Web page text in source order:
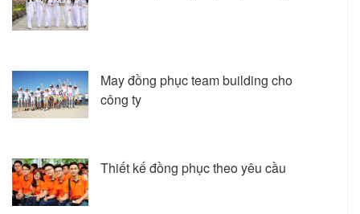
May đồng phục team building cho
công ty
Thiết kế đồng phục theo yêu cầu